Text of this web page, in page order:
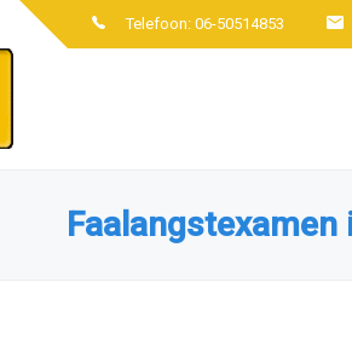
Telefoon: 06-50514853
Faalangstexamen